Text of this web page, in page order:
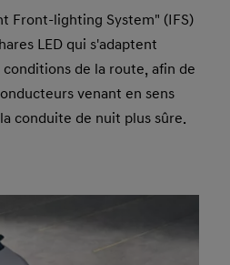
Front-lighting System" (IFS)
LED qui s'adaptent
de la route, afin de
venant en sens
conduite de nuit plus sûre.